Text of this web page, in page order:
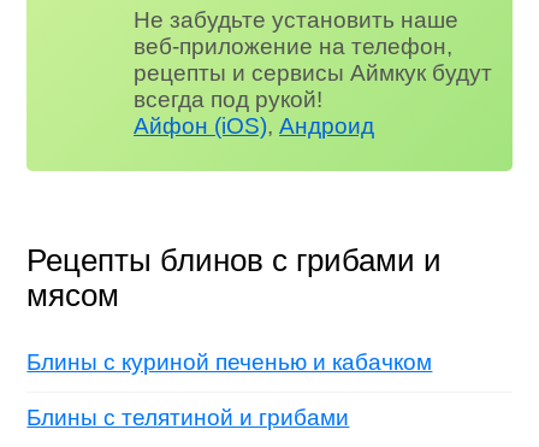
Не забудьте установить наше
веб-приложение на телефон,
рецепты и сервисы Аймкук будут
всегда под рукой!
Айфон (iOS),Андроид
Рецепты блинов с грибами и
мясом
Блины с куриной печенью и кабачком
Блины с телятиной и грибами